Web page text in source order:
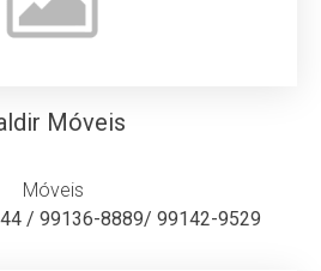
Móveis
Móveis
/ 99136-8889/ 99142-9529